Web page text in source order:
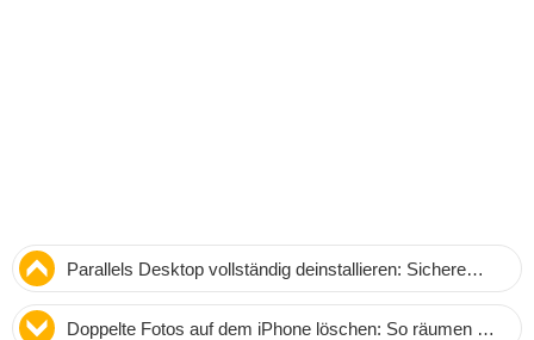
Parallels Desktop vollständig deinstallieren: Sichere
Anleitung für Mac-Nutzer
Doppelte Fotos auf dem iPhone löschen: So räumen Sie